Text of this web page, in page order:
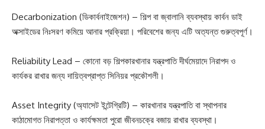
Decarbonization (ডিকার্বনাইজেশন) – শিল্প বা জ্বালানি ব্যবস্থায় কার্বন ডাই
অক্সাইডের নিঃসরণ কমিয়ে আনার প্রক্রিয়া। পরিবেশের জন্য এটি অত্যন্ত গুরুত্বপূর্ণ।
Reliability Lead – কোনো বড় শিল্পকারখানার যন্ত্রপাতি দীর্ঘমেয়াদে নিরাপদ ও
কার্যকর রাখার জন্য দায়িত্বপ্রাপ্ত সিনিয়র প্রকৌশলী।
Asset Integrity (অ্যাসেট ইন্টেগ্রিটি) – কারখানার যন্ত্রপাতি বা স্থাপনার
কাঠামোগত নিরাপত্তা ও কার্যক্ষমতা পুরো জীবনচক্রে বজায় রাখার ব্যবস্থা।